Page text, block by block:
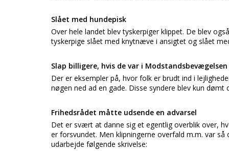
Slået med hundepisk
Over hele landet blev tyskerpiger klippet. De blev
tyskerpige slået med knytnæve i ansigtet og slået
Slap billigere, hvis de var i Modstandsbevægelsen
Der er eksempler på, hvor folk er brudt ind i
nøgen ned ad en gade. Disse syndere blev kun
Frihedsrådet måtte udsende en advarsel
Det er svært at danne sig et egentlig overblik over,
er forsvundet. Men klipningerne overfald m.m. var
udarbejde følgende skrivelse: